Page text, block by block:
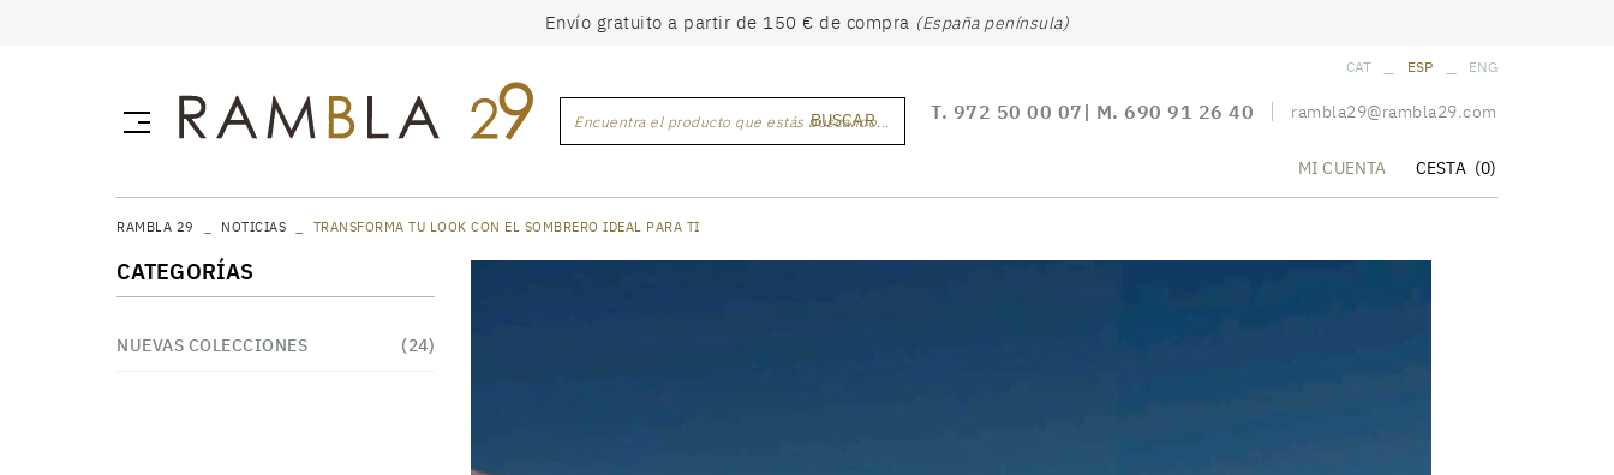
Envío gratuito a partir de 150 € de compra (España península)
Encuentra el producto que estás buscando...
BUSCAR
CAT ESP ENG
T. 972 50 00 07 | M. 690 91 26 40 rambla29@rambla29.com
MI CUENTA CESTA (0)
RAMBLA 29 NOTICIAS TRANSFORMA TU LOOK CON EL SOMBRERO IDEAL PARA TI
CATEGORÍAS
NUEVAS COLECCIONES (24)